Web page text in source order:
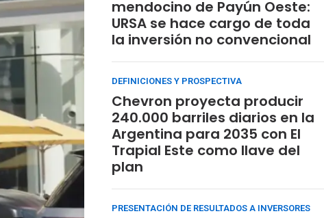
mendocino de Payún Oeste:
URSA se hace cargo de toda
la inversión no convencional
DEFINICIONES Y PROSPECTIVA
Chevron proyecta producir
240.000 barriles diarios en la
Argentina para 2035 con El
Trapial Este como llave del
plan
PRESENTACIÓN DE RESULTADOS A INVERSORES